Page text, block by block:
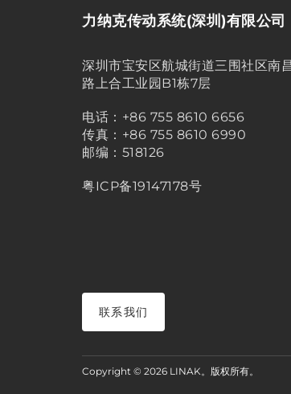
力纳克传动系统(深圳)有限公司
深圳市宝安区航城街道三围社区南
路上合工业园B1栋7层
电话：+86 755 8610 6656
传真：+86 755 8610 6990
邮编：518126
粤ICP备19147178号
联系我们
Copyright © 2026 LINAK。版权所有。